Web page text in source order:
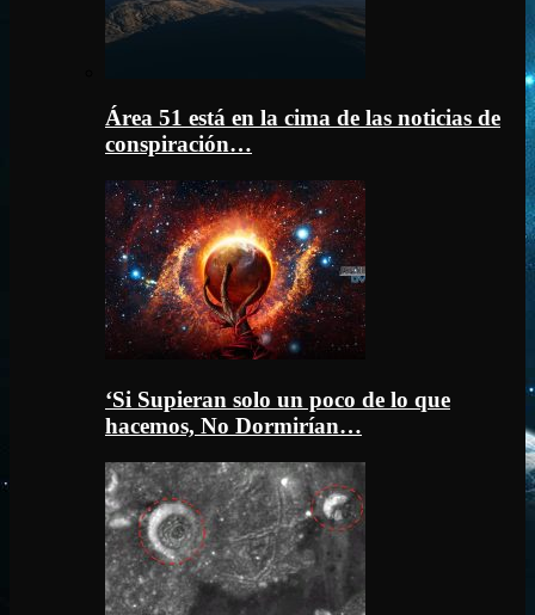
Área 51 está en la cima de las noticias de
conspiración…
‘Si Supieran solo un poco de lo que
hacemos, No Dormirían…